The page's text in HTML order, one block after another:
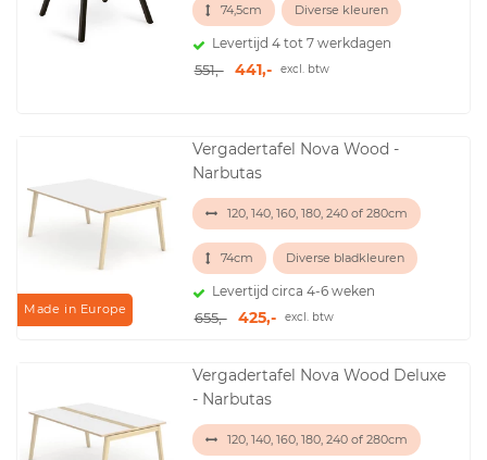
74,5cm Diverse kleuren
Levertijd 4 tot 7 werkdagen
551,- 441,- excl. btw
Made in Europe
Vergadertafel Nova Wood -
Narbutas
120, 140, 160, 180, 240 of 280cm
74cm Diverse bladkleuren
Levertijd circa 4-6 weken
655,- 425,- excl. btw
Vergadertafel Nova Wood Deluxe
- Narbutas
120, 140, 160, 180, 240 of 280cm